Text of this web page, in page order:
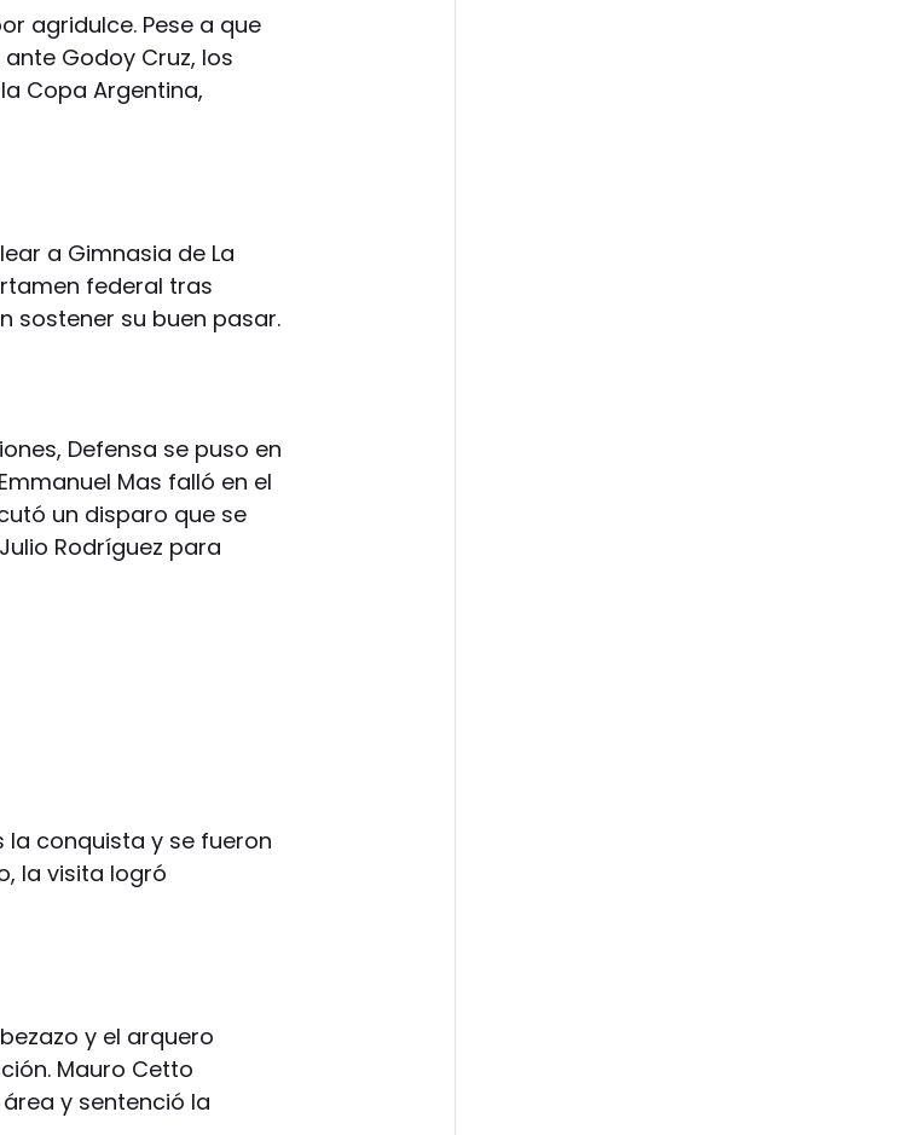
agridulce. Pese a que
Godoy Cruz, los
Copa Argentina,
a Gimnasia de La
federal tras
sostener su buen pasar.
Defensa se puso en
Mas falló en el
un disparo que se
Rodríguez para
la conquista y se fueron
la visita logró
y el arquero
Mauro Cetto
y sentenció la